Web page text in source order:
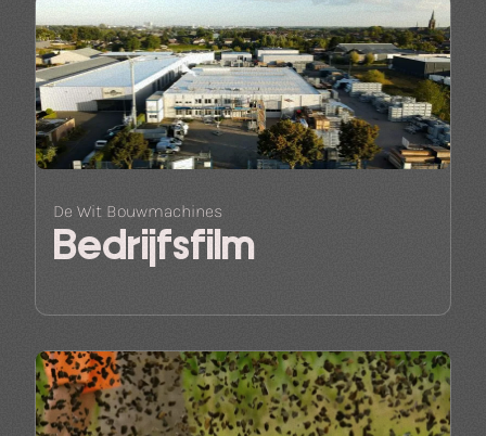
De Wit Bouwmachines
Bedrijfsfilm